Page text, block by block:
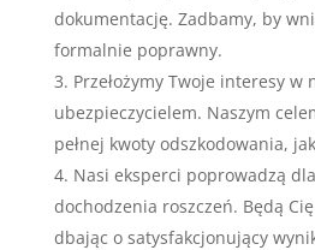
dokumentację. Zadbamy, by
formalnie poprawny.
Przełożymy Twoje interesy w
ubezpieczycielem. Naszym
pełnej kwoty odszkodowania,
Nasi eksperci poprowadzą
dochodzenia roszczeń. Będą
dbając o satysfakcjonujący